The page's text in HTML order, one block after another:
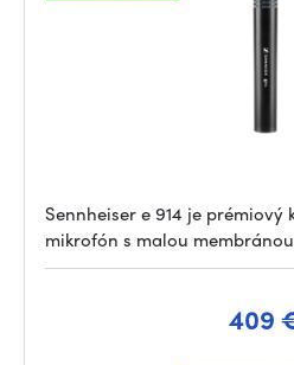
Sennheiser e 914 je
mikrofón s malou
409